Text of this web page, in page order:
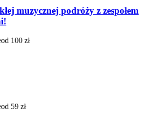
muzycznej podróży z zespołem
od 100 zł
od 59 zł